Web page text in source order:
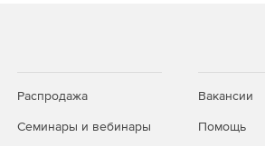
Распродажа
Семинары и вебинары
Вакансии
Помощь